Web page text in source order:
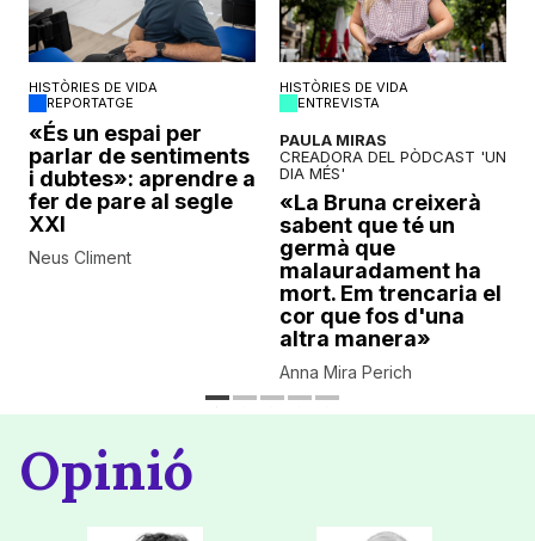
HISTÒRIES DE VIDA
REPORTATGE
«És un espai per
parlar de sentiments
i dubtes»: aprendre a
fer de pare al segle
XXI
Neus Climent
HISTÒRIES DE VIDA
ENTREVISTA
PAULA MIRAS
CREADORA DEL PÒDCAST 'UN
DIA MÉS'
«La Bruna creixerà
sabent que té un
germà que
malauradament ha
mort. Em trencaria el
cor que fos d'una
altra manera»
Anna Mira Perich
Opinió